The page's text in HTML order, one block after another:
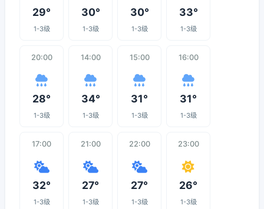
29°
1-3级
30°
1-3级
30°
1-3级
33°
1-3级
20:00
28°
1-3级
14:00
34°
1-3级
15:00
31°
1-3级
16:00
31°
1-3级
17:00
32°
1-3级
21:00
27°
1-3级
22:00
27°
1-3级
23:00
26°
1-3级